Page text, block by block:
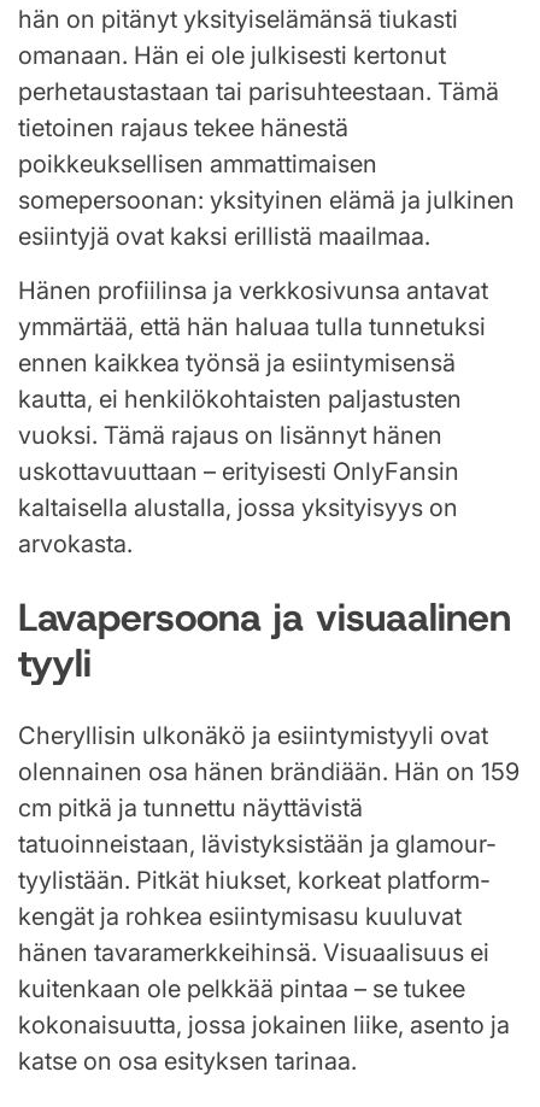
hän on pitänyt yksityiselämänsä tiukasti
omanaan. Hän ei ole julkisesti kertonut
perhetaustastaan tai parisuhteestaan. Tämä
tietoinen rajaus tekee hänestä
poikkeuksellisen ammattimaisen
somepersoonan: yksityinen elämä ja julkinen
esiintyjä ovat kaksi erillistä maailmaa.
Hänen profiilinsa ja verkkosivunsa antavat
ymmärtää, että hän haluaa tulla tunnetuksi
ennen kaikkea työnsä ja esiintymisensä
kautta, ei henkilökohtaisten paljastusten
vuoksi. Tämä rajaus on lisännyt hänen
uskottavuuttaan – erityisesti OnlyFansin
kaltaisella alustalla, jossa yksityisyys on
arvokasta.
Lavapersoona ja visuaalinen
tyyli
Cheryllisin ulkonäkö ja esiintymistyyli ovat
olennainen osa hänen brändiään. Hän on 159
cm pitkä ja tunnettu näyttävistä
tatuoinneistaan, lävistyksistään ja glamour-
tyylistään. Pitkät hiukset, korkeat platform-
kengät ja rohkea esiintymisasu kuuluvat
hänen tavaramerkkeihinsä. Visuaalisuus ei
kuitenkaan ole pelkkää pintaa – se tukee
kokonaisuutta, jossa jokainen liike, asento ja
katse on osa esityksen tarinaa.